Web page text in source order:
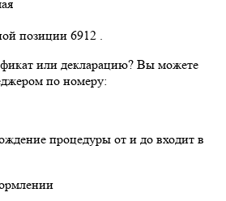
позиции 6912 .
или декларацию? Вы можете
по номеру:
процедуры от и до входит в